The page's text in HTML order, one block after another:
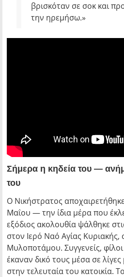
βρισκόταν σε σοκ και
την ηρεμήσω.»
Σήμερα η κηδεία του —
του
Ο Νικήστρατος
Μαΐου — την ίδια μέρα που
εξόδιος ακολουθία ψάλθηκε
στον Ιερό Ναό Αγίας
Μυλοποτάμου. Συγγενείς,
έκαναν δικό τους μέσα σε
στην τελευταία του κατοικία.